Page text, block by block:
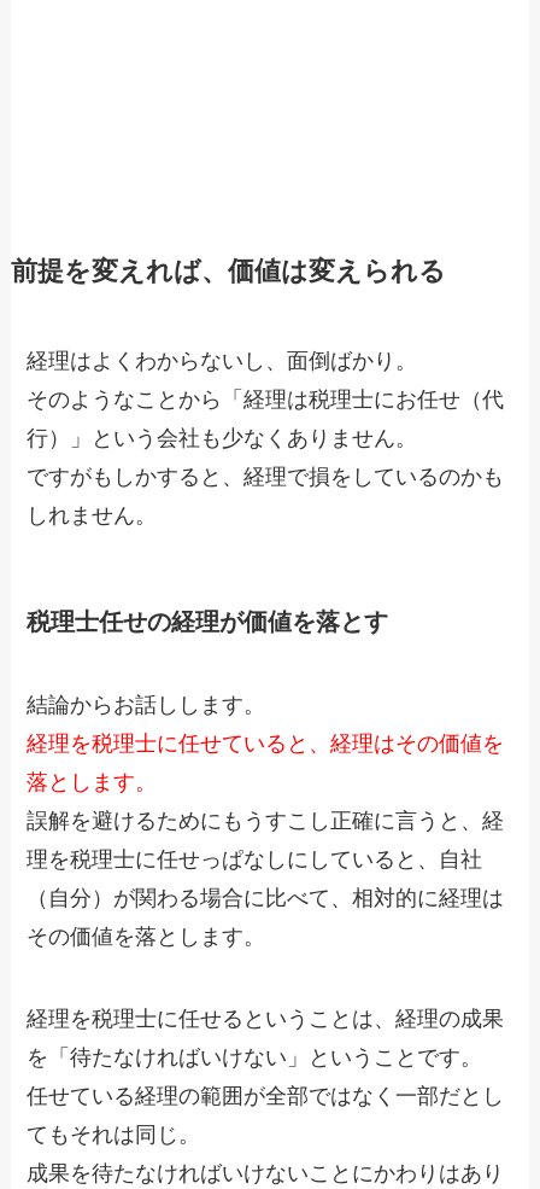
前提を変えれば、価値は変えられる
経理はよくわからないし、面倒ばかり。
そのようなことから「経理は税理士にお任せ（代
行）」という会社も少なくありません。
ですがもしかすると、経理で損をしているのかも
しれません。
税理士任せの経理が価値を落とす
結論からお話しします。
経理を税理士に任せていると、経理はその価値を
落とします。
誤解を避けるためにもうすこし正確に言うと、経
理を税理士に任せっぱなしにしていると、自社
（自分）が関わる場合に比べて、相対的に経理は
その価値を落とします。
経理を税理士に任せるということは、経理の成果
を「待たなければいけない」ということです。
任せている経理の範囲が全部ではなく一部だとし
てもそれは同じ。
成果を待たなければいけないことにかわりはあり